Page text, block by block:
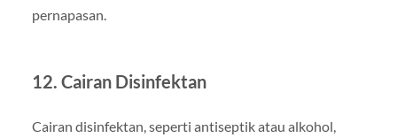
pernapasan.
12. Cairan Disinfektan
Cairan disinfektan, seperti antiseptik atau alkohol,